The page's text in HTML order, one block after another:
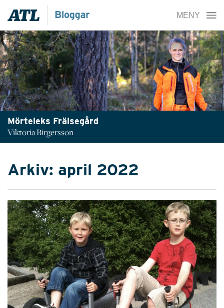
Mörteleks Frälsegård
Viktoria Birgersson
Arkiv: april 2022